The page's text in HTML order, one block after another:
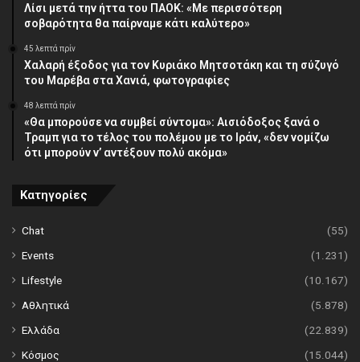
Λίσι μετά την ήττα του ΠΑΟΚ: «Με περισσότερη
σοβαρότητα θα παίρναμε κάτι καλύτερο»
45 λεπτά πρίν
Χαλαρή έξοδος για τον Κυριάκο Μητσοτάκη και τη σύζυγό
του Μαρέβα στα Χανιά, φωτογραφίες
48 λεπτά πρίν
«Θα μπορούσε να συμβεί σύντομα»: Αισιόδοξος ξανά ο
Τραμπ για το τέλος του πολέμου με το Ιράν, «δεν νομίζω
ότι μπορούν ν’ αντέξουν πολύ ακόμα»
Κατηγορίες
Chat
(55)
Events
(1.231)
Lifestyle
(10.167)
Αθλητικά
(5.878)
Ελλάδα
(22.839)
Κόσμος
(15.044)